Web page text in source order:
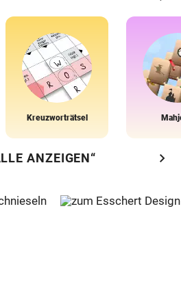
Kreuzworträtsel
ANZEIGEN“ chevron_right